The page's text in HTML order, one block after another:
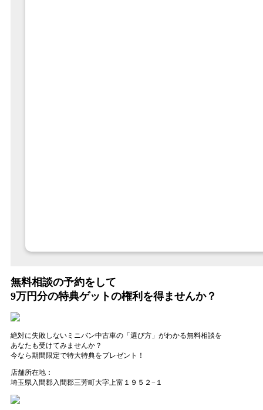
無料相談の予約をして
9万円分の特典ゲットの権利 を得ませんか？
絶対に失敗しないミニバン中古車の「選び方」がわかる無料相談を
あなたも受けてみませんか？
今なら期間限定で特大特典をプレゼント！
店舗所在地：
埼玉県入間郡入間郡三芳町大字上富１９５２−１